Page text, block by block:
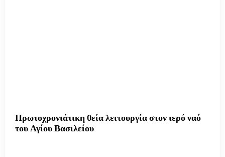
Πρωτοχρονιάτικη θεία λειτουργία στον ιερό ναό
του Αγίου Βασιλείου